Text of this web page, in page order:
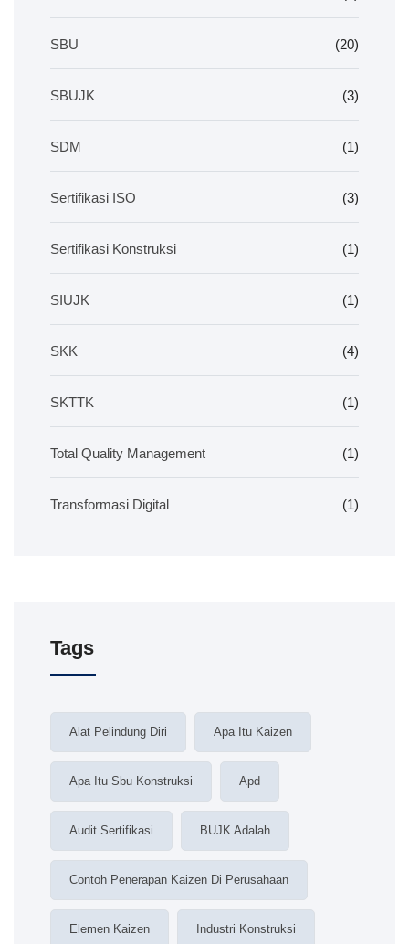
SBU (20)
SBUJK (3)
SDM (1)
Sertifikasi ISO (3)
Sertifikasi Konstruksi (1)
SIUJK (1)
SKK (4)
SKTTK (1)
Total Quality Management (1)
Transformasi Digital (1)
Tags
Alat Pelindung Diri Apa Itu Kaizen
Apa Itu Sbu Konstruksi Apd
Audit Sertifikasi BUJK Adalah
Contoh Penerapan Kaizen Di Perusahaan
Elemen Kaizen Industri Konstruksi